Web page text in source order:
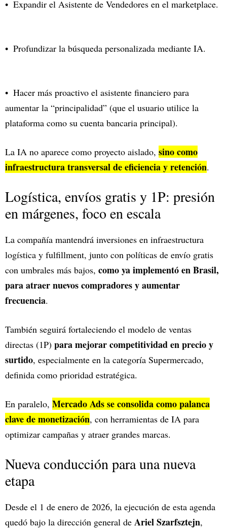
Expandir el Asistente de Vendedores en el marketplace.
Profundizar la búsqueda personalizada mediante IA.
Hacer más proactivo el asistente financiero para
aumentar la “principalidad” (que el usuario utilice la
plataforma como su cuenta bancaria principal).
La IA no aparece como proyecto aislado, sino como
infraestructura transversal de eficiencia y retención.
Logística, envíos gratis y 1P: presión
en márgenes, foco en escala
La compañía mantendrá inversiones en infraestructura
logística y fulfillment, junto con políticas de envío gratis
con umbrales más bajos, como ya implementó en Brasil,
para atraer nuevos compradores y aumentar
frecuencia.
También seguirá fortaleciendo el modelo de ventas
directas (1P) para mejorar competitividad en precio y
surtido, especialmente en la categoría Supermercado,
definida como prioridad estratégica.
En paralelo, Mercado Ads se consolida como palanca
clave de monetización, con herramientas de IA para
optimizar campañas y atraer grandes marcas.
Nueva conducción para una nueva
etapa
Desde el 1 de enero de 2026, la ejecución de esta agenda
quedó bajo la dirección general de Ariel Szarfsztejn,